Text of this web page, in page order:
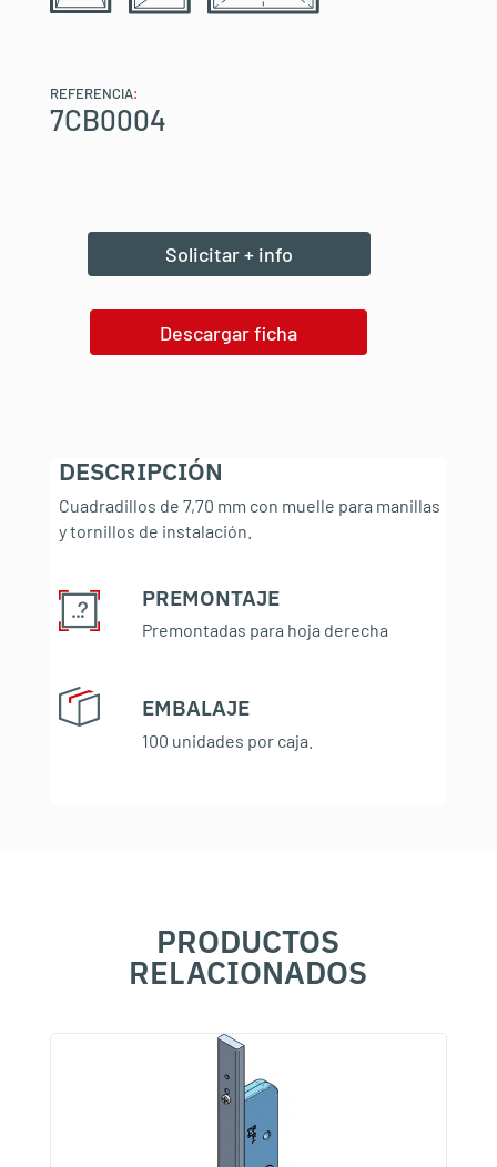
REFERENCIA:
7CB0004
Solicitar + info
Descargar ficha
DESCRIPCIÓN
Cuadradillos de 7,70 mm con muelle para manillas
y tornillos de instalación.
PREMONTAJE:
Premontadas para hoja derecha
EMBALAJE:
100 unidades por caja.
PRODUCTOS
RELACIONADOS